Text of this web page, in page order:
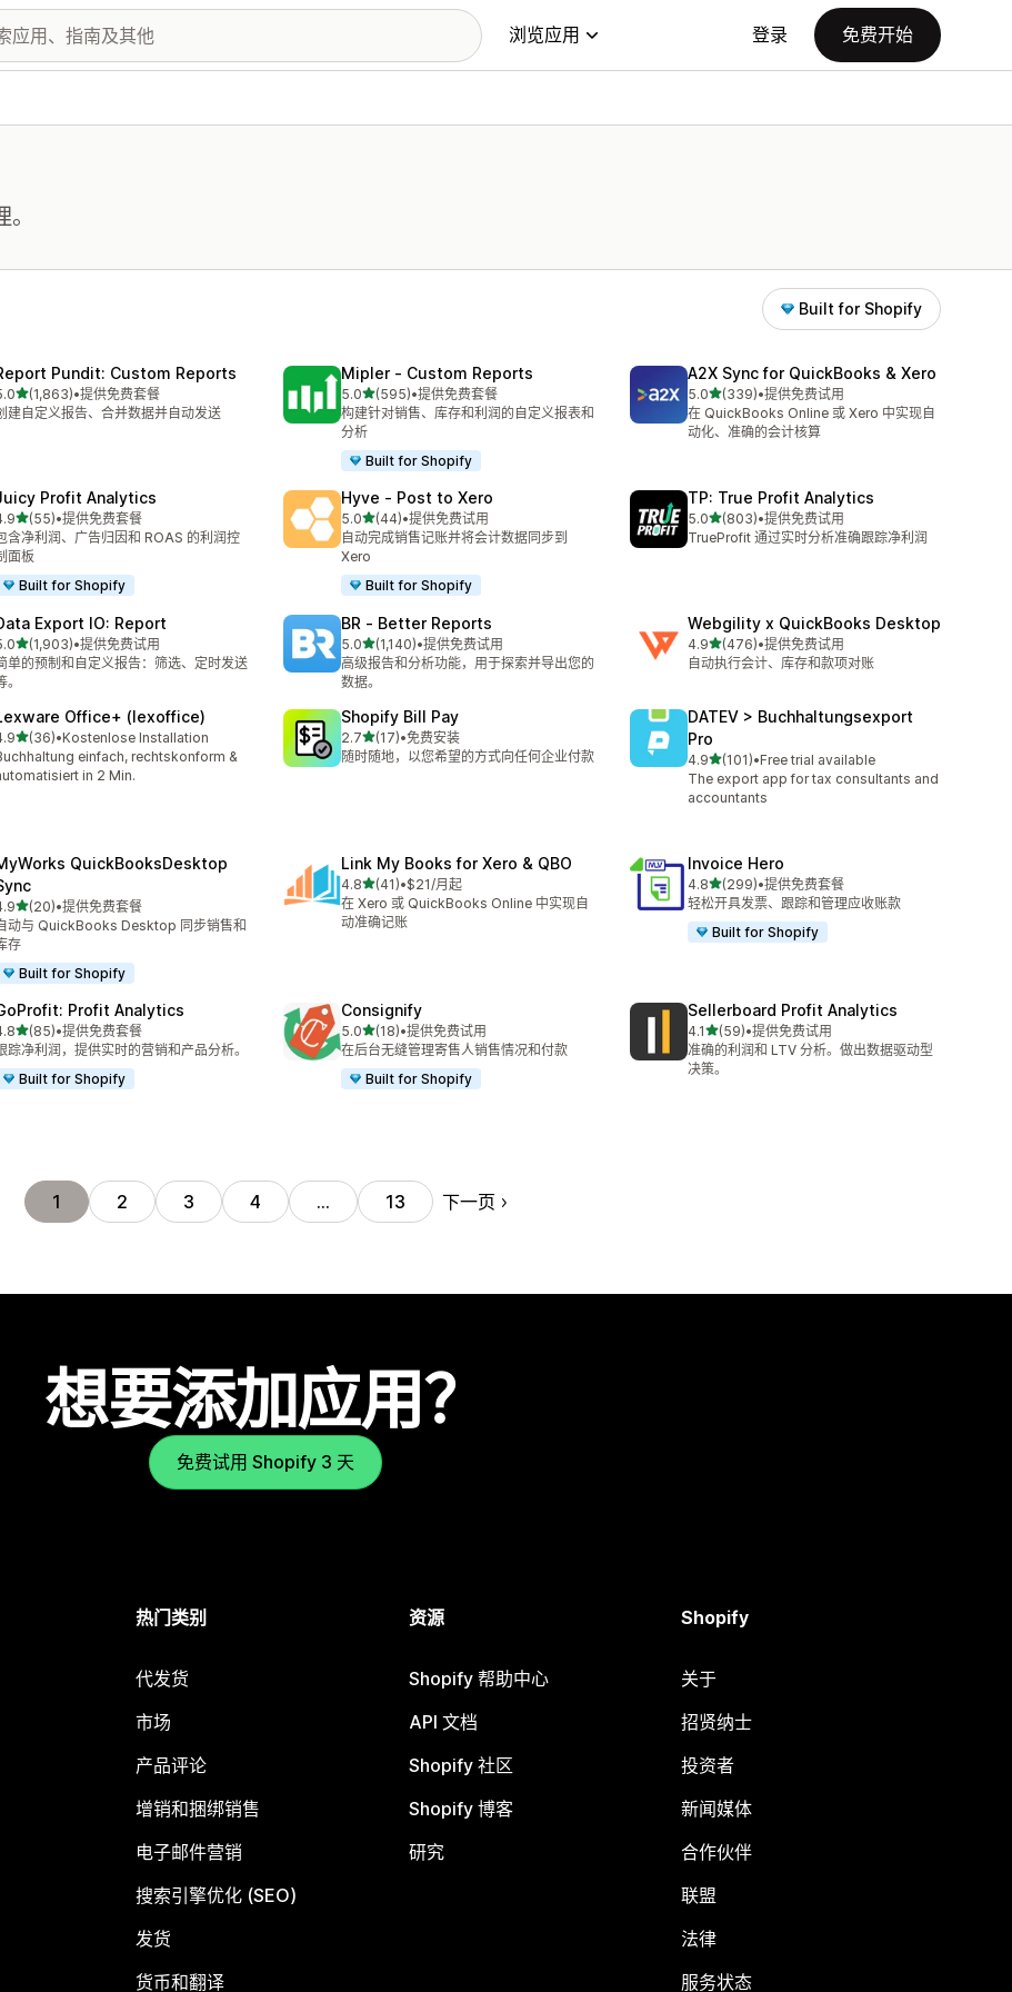
浏览应用 登录 免费开始
Built for Shopify
Pundit: Custom Reports
星（满分 5 星）
(1,863)
共 1863 条评论
•提供免费套餐
建自定义报告、合并数据并自动发送
Mipler ‑ Custom Reports
5.0星（满分 5 星）
(595)
总共 595 条评论
•提供免费套餐
构建针对销售、库存和利润的自定义报表和
分析
Built for Shopify
A2X Sync for QuickBooks & Xero
5.0星（满分 5 星）
(339)
总共 339 条评论
•提供免费试用
在 QuickBooks Online 或 Xero 中实现自
动化、准确的会计核算
Profit Analytics
星（满分 5 星）
(55)
共 55 条评论
•提供免费套餐
含净利润、广告归因和 ROAS 的利润控
面板
Built for Shopify
Hyve ‑ Post to Xero
5.0星（满分 5 星）
(44)
总共 44 条评论
•提供免费试用
自动完成销售记账并将会计数据同步到
Xero
Built for Shopify
TP: True Profit Analytics
5.0星（满分 5 星）
(803)
总共 803 条评论
•提供免费试用
TrueProfit 通过实时分析准确跟踪净利润
Export IO: Report
星（满分 5 星）
(1,903)
共 1903 条评论
•提供免费试用
单的预制和自定义报告：筛选、定时发送
。
BR ‑ Better Reports
5.0星（满分 5 星）
(1,140)
总共 1140 条评论
•提供免费试用
高级报告和分析功能，用于探索并导出您的
数据。
Webgility x QuickBooks Desktop
4.9星（满分 5 星）
(476)
总共 476 条评论
•提供免费试用
自动执行会计、库存和款项对账
Office+ (lexoffice)
星（满分 5 星）
(36)
共 36 条评论
•Kostenlose Installation
einfach, rechtskonform &
in 2 Min.
Shopify Bill Pay
2.7星（满分 5 星）
(17)
总共 17 条评论
•免费安装
随时随地，以您希望的方式向任何企业付款
DATEV > Buchhaltungsexport
Pro
4.9星（满分 5 星）
(101)
总共 101 条评论
•Free trial available
The export app for tax consultants and
accountants
QuickBooksDesktop
星（满分 5 星）
(20)
共 20 条评论
•提供免费套餐
动与 QuickBooks Desktop 同步销售和
存
Built for Shopify
Link My Books for Xero & QBO
4.8星（满分 5 星）
(41)
总共 41 条评论
•$21/月起
在 Xero 或 QuickBooks Online 中实现自
动准确记账
Invoice Hero
4.8星（满分 5 星）
(299)
总共 299 条评论
•提供免费套餐
轻松开具发票、跟踪和管理应收账款
Built for Shopify
Profit Analytics
星（满分 5 星）
(85)
共 85 条评论
•提供免费套餐
踪净利润，提供实时的营销和产品分析。
Built for Shopify
Consignify
5.0星（满分 5 星）
(18)
总共 18 条评论
•提供免费试用
在后台无缝管理寄售人销售情况和付款
Built for Shopify
Sellerboard Profit Analytics
4.1星（满分 5 星）
(59)
总共 59 条评论
•提供免费试用
准确的利润和 LTV 分析。做出数据驱动型
决策。
1 2 3 4 … 13 下一页
想要添加应用？
免费试用 Shopify 3 天
热门类别
代发货
市场
产品评论
增销和捆绑销售
电子邮件营销
搜索引擎优化 (SEO)
发货
货币和翻译
资源
Shopify 帮助中心
API 文档
Shopify 社区
Shopify 博客
研究
Shopify
关于
招贤纳士
投资者
新闻媒体
合作伙伴
联盟
法律
服务状态